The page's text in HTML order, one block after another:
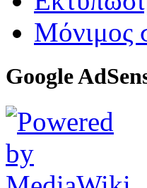
Μόνιμος
Google